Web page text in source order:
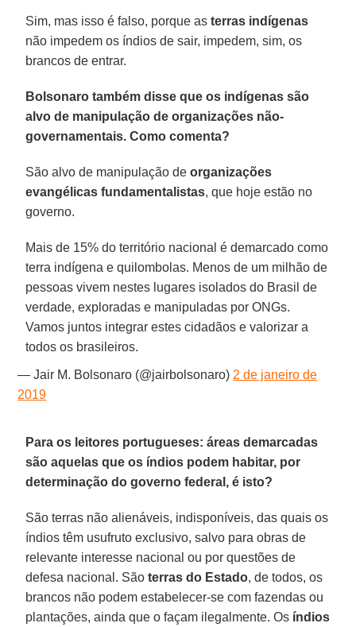
Sim, mas isso é falso, porque asterras indígenas
não impedem os índios de sair, impedem, sim, os
brancos de entrar.
Bolsonaro também disse que os indígenas são
alvo de manipulação de organizações não-
governamentais. Como comenta?
São alvo de manipulação de organizações
evangélicas fundamentalistas, que hoje estão no
governo.
Mais de 15% do território nacional é demarcado como
terra indígena e quilombolas. Menos de um milhão de
pessoas vivem nestes lugares isolados do Brasil de
verdade, exploradas e manipuladas por ONGs.
Vamos juntos integrar estes cidadãos e valorizar a
todos os brasileiros.
— Jair M. Bolsonaro (@jairbolsonaro) 2 de janeiro de
2019
Para os leitores portugueses: áreas demarcadas
são aquelas que os índios podem habitar, por
determinação do governo federal, é isto?
São terras não alienáveis, indisponíveis, das quais os
índios têm usufruto exclusivo, salvo para obras de
relevante interesse nacional ou por questões de
defesa nacional. Sãoterras do Estado, de todos, os
brancos não podem estabelecer-se com fazendas ou
plantações, ainda que o façam ilegalmente. Os índios